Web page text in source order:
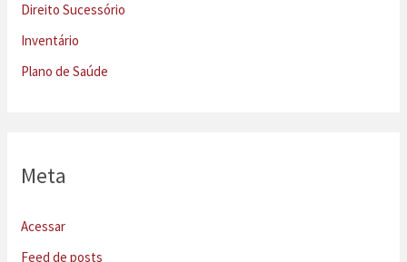
Direito Sucessório
Inventário
Plano de Saúde
Meta
Acessar
Feed de posts